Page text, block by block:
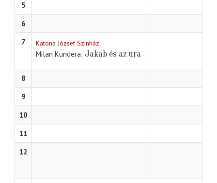
5
6
7
Katona József Színház
Milan Kundera Jakab és az ura
8
9
10
11
12